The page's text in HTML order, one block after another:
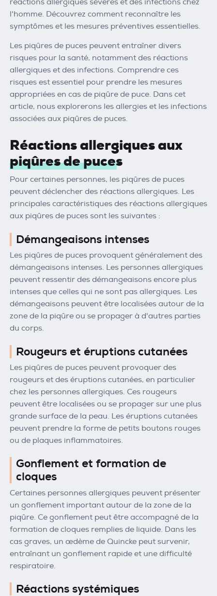
l'homme. Découvrez comment reconnaître les
symptômes et les mesures préventives essentielles.
Les piqûres de puces peuvent entraîner divers
risques pour la santé, notamment des réactions
allergiques et des infections. Comprendre ces
risques est essentiel pour prendre les mesures
appropriées en cas de piqûre de puce. Dans cet
article, nous explorerons les allergies et les infections
associées aux piqûres de puces.
Réactions allergiques aux
piqûres de puces
Pour certaines personnes, les piqûres de puces
peuvent déclencher des réactions allergiques. Les
principales caractéristiques des réactions allergiques
aux piqûres de puces sont les suivantes :
Démangeaisons intenses
Les piqûres de puces provoquent généralement des
démangeaisons intenses. Les personnes allergiques
peuvent ressentir des démangeaisons encore plus
intenses que celles qui ne sont pas allergiques. Les
démangeaisons peuvent être localisées autour de la
zone de la piqûre ou se propager à d'autres parties
du corps.
Rougeurs et éruptions cutanées
Les piqûres de puces peuvent provoquer des
rougeurs et des éruptions cutanées, en particulier
chez les personnes allergiques. Ces rougeurs
peuvent être localisées ou se propager sur une plus
grande surface de la peau. Les éruptions cutanées
peuvent prendre la forme de petits boutons rouges
ou de plaques inflammatoires.
Gonflement et formation de
cloques
Certaines personnes allergiques peuvent présenter
un gonflement important autour de la zone de la
piqûre. Ce gonflement peut être accompagné de la
formation de cloques remplies de liquide. Dans les
cas graves, un œdème de Quincke peut survenir,
entraînant un gonflement rapide et une difficulté
respiratoire.
Réactions systémiques